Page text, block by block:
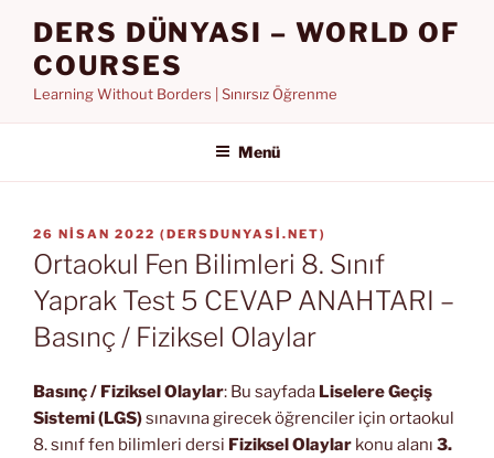
DERS DÜNYASI – WORLD OF
COURSES
Learning Without Borders | Sınırsız Öğrenme
Menü
YAYIM
TARIHI
26 NISAN 2022 (DERSDUNYASI.NET)
Ortaokul Fen Bilimleri 8. Sınıf
Yaprak Test 5 CEVAP ANAHTARI –
Basınç / Fiziksel Olaylar
Basınç / Fiziksel Olaylar: Bu sayfada Liselere Geçiş
Sistemi (LGS)sınavına girecek öğrenciler için ortaokul
8. sınıf fen bilimleri dersi Fiziksel Olaylar konu alanı 3.